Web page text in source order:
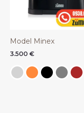
Model Minex
3.500 €